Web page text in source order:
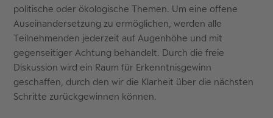
politische oder ökologische Themen. Um eine offene
Auseinandersetzung zu ermöglichen, werden alle
Teilnehmenden jederzeit auf Augenhöhe und mit
gegenseitiger Achtung behandelt. Durch die freie
Diskussion wird ein Raum für Erkenntnisgewinn
geschaffen, durch den wir die Klarheit über die nächsten
Schritte zurückgewinnen können.